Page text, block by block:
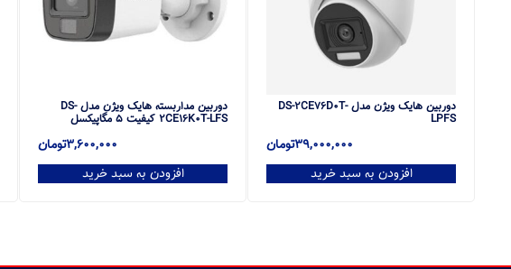
دوربین هایک ویژن مدل DS-2CE76D0T-
LPFS
39,000,000تومان
افزودن به سبد خرید
دوربین مداربسته هایک ویژن مدل DS-
2CE16K0T-LFS کیفیت ۵ مگاپیکسل
3,600,000تومان
افزودن به سبد خرید